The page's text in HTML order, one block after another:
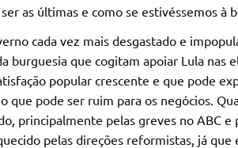
as últimas e como se estivéssemos à
cada vez mais desgastado e
burguesia que cogitam apoiar Lula nas
popular crescente e que pode
que pode ser ruim para os negócios.
principalmente pelas greves no ABC
pelas direções reformistas, já